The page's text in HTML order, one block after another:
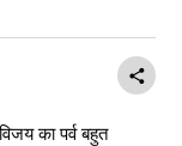
का पर्व बहुत